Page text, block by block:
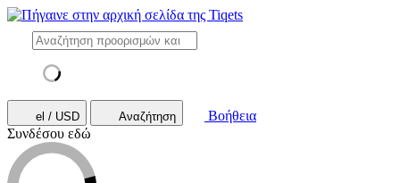
el / USD Αναζήτηση
Βοήθεια
Συνδέσου εδώ